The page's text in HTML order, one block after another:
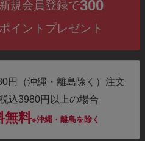
新規会員登録で300
ポイントプレゼント
円（沖縄・離島除く）注文
込3980円以上の場合
無料※沖縄・離島を除く